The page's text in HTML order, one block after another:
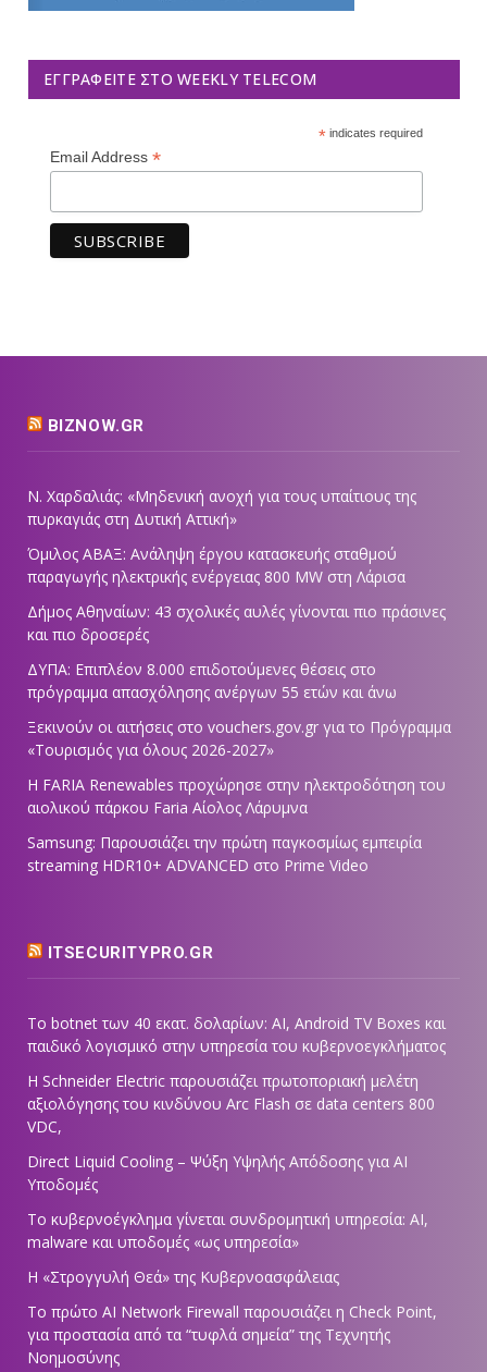
ΕΓΓΡΑΦΕΊΤΕ ΣΤΟ WEEKLY TELECOM
*indicates required
Email Address *
BIZNOW.GR
Ν. Χαρδαλιάς: «Μηδενική ανοχή για τους υπαίτιους της
πυρκαγιάς στη Δυτική Αττική»
Όμιλος ΑΒΑΞ: Ανάληψη έργου κατασκευής σταθμού
παραγωγής ηλεκτρικής ενέργειας 800 ΜW στη Λάρισα
Δήμος Αθηναίων: 43 σχολικές αυλές γίνονται πιο πράσινες
και πιο δροσερές
ΔΥΠΑ: Επιπλέον 8.000 επιδοτούμενες θέσεις στο
πρόγραμμα απασχόλησης ανέργων 55 ετών και άνω
Ξεκινούν οι αιτήσεις στο vouchers.gov.gr για το Πρόγραμμα
«Τουρισμός για όλους 2026-2027»
Η FARIA Renewables προχώρησε στην ηλεκτροδότηση του
αιολικού πάρκου Faria Αίολος Λάρυμνα
Samsung: Παρουσιάζει την πρώτη παγκοσμίως εμπειρία
streaming HDR10+ ADVANCED στο Prime Video
ITSECURITYPRO.GR
Το botnet των 40 εκατ. δολαρίων: AI, Android TV Boxes και
παιδικό λογισμικό στην υπηρεσία του κυβερνοεγκλήματος
Η Schneider Electric παρουσιάζει πρωτοποριακή μελέτη
αξιολόγησης του κινδύνου Arc Flash σε data centers 800
VDC,
Direct Liquid Cooling – Ψύξη Υψηλής Απόδοσης για AI
Υποδομές
Το κυβερνοέγκλημα γίνεται συνδρομητική υπηρεσία: AI,
malware και υποδομές «ως υπηρεσία»
Η «Στρογγυλή Θεά» της Κυβερνοασφάλειας
Tο πρώτο AI Network Firewall παρουσιάζει η Check Point,
για προστασία από τα “τυφλά σημεία” της Τεχνητής
Νοημοσύνης